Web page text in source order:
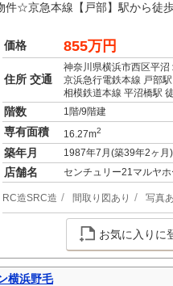
☆京急本線【戸部】駅から徒
価格
855万円
住所 交通
神奈川県横浜市西区平沼
京浜急行電鉄本線 戸部
相模鉄道本線 平沼橋駅
階数 1階/9階建
専有面積 16.27m2
築年月 1987年7月(築39年2ヶ月)
店舗名 センチュリー21マルヤホ
RC造SRC造 間取り図あり 写真
お気に入りに
横浜野毛